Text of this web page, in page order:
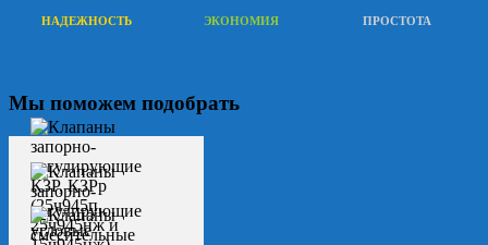
НАДЕЖНОСТЬ ЭКОНОМИЯ ПРОСТОТА
Мы поможем подобрать